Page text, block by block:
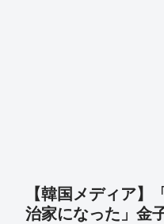
【韓国メディア】
治家になった」金